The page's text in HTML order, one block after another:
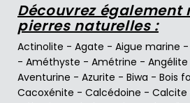
Découvrez également
pierres naturelles :
Actinolite - Agate - Aigue marine -
- Améthyste - Amétrine - Angélite
Aventurine - Azurite - Biwa - Bois
Cacoxénite - Calcédoine - Calcite